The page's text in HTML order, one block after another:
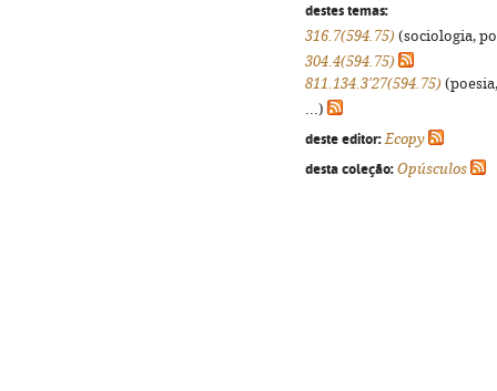
destes temas:
316.7(594.75) (sociologia,
304.4(594.75)
811.134.3'27(594.75)
...)
deste editor: Ecopy
desta coleção: Opúsculos